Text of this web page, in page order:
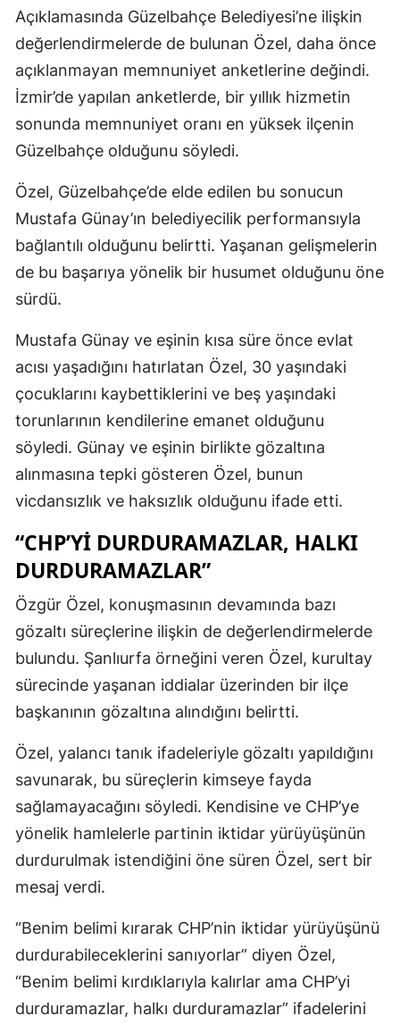
Açıklamasında Güzelbahçe Belediyesi’ne ilişkin
değerlendirmelerde de bulunan Özel, daha önce
açıklanmayan memnuniyet anketlerine değindi.
İzmir’de yapılan anketlerde, bir yıllık hizmetin
sonunda memnuniyet oranı en yüksek ilçenin
Güzelbahçe olduğunu söyledi.
Özel, Güzelbahçe’de elde edilen bu sonucun
Mustafa Günay’ın belediyecilik performansıyla
bağlantılı olduğunu belirtti. Yaşanan gelişmelerin
de bu başarıya yönelik bir husumet olduğunu öne
sürdü.
Mustafa Günay ve eşinin kısa süre önce evlat
acısı yaşadığını hatırlatan Özel, 30 yaşındaki
çocuklarını kaybettiklerini ve beş yaşındaki
torunlarının kendilerine emanet olduğunu
söyledi. Günay ve eşinin birlikte gözaltına
alınmasına tepki gösteren Özel, bunun
vicdansızlık ve haksızlık olduğunu ifade etti.
“CHP’YI DURDURAMAZLAR, HALKI
DURDURAMAZLAR”
Özgür Özel, konuşmasının devamında bazı
gözaltı süreçlerine ilişkin de değerlendirmelerde
bulundu. Şanlıurfa örneğini veren Özel, kurultay
sürecinde yaşanan iddialar üzerinden bir ilçe
başkanının gözaltına alındığını belirtti.
Özel, yalancı tanık ifadeleriyle gözaltı yapıldığını
savunarak, bu süreçlerin kimseye fayda
sağlamayacağını söyledi. Kendisine ve CHP’ye
yönelik hamlelerle partinin iktidar yürüyüşünün
durdurulmak istendiğini öne süren Özel, sert bir
mesaj verdi.
“Benim belimi kırarak CHP’nin iktidar yürüyüşünü
durdurabileceklerini sanıyorlar” diyen Özel,
“Benim belimi kırdıklarıyla kalırlar ama CHP’yi
durduramazlar, halkı durduramazlar” ifadelerini